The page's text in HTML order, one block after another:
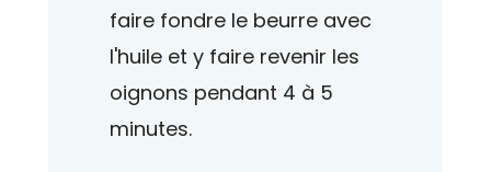
faire fondre le beurre avec
l'huile et y faire revenir les
oignons pendant 4 à 5
minutes.